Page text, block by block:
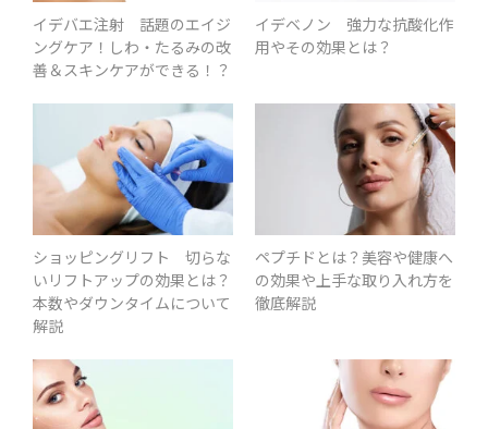
イデバエ注射 話題のエイジ
ングケア！しわ・たるみの改
善＆スキンケアができる！？
イデベノン 強力な抗酸化作
用やその効果とは？
ショッピングリフト 切らな
いリフトアップの効果とは？
本数やダウンタイムについて
解説
ペプチドとは？美容や健康へ
の効果や上手な取り入れ方を
徹底解説